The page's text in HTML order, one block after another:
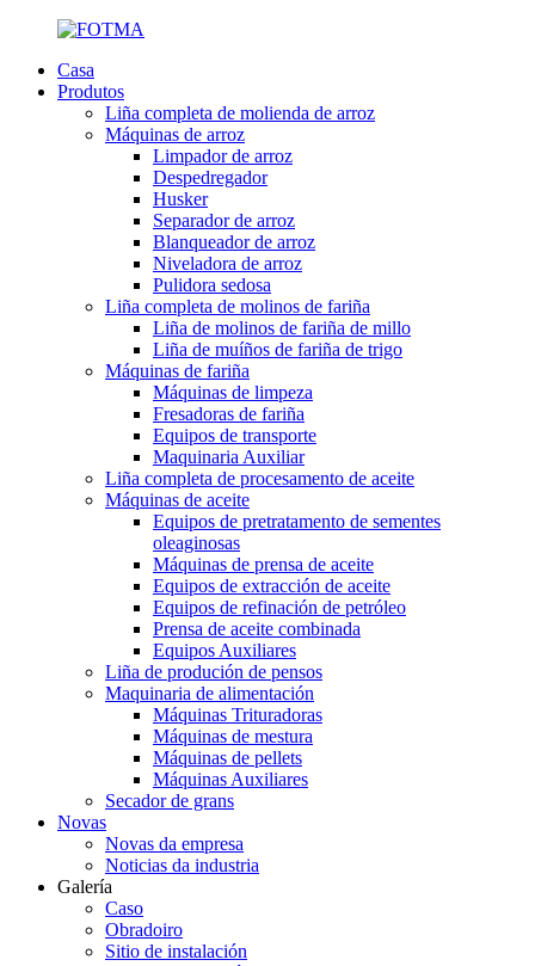
Casa
Produtos
Liña completa de molienda de arroz
Máquinas de arroz
Limpador de arroz
Despedregador
Husker
Separador de arroz
Blanqueador de arroz
Niveladora de arroz
Pulidora sedosa
Liña completa de molinos de fariña
Liña de molinos de fariña de millo
Liña de muíños de fariña de trigo
Máquinas de fariña
Máquinas de limpeza
Fresadoras de fariña
Equipos de transporte
Maquinaria Auxiliar
Liña completa de procesamento de aceite
Máquinas de aceite
Equipos de pretratamento de sementes
oleaginosas
Máquinas de prensa de aceite
Equipos de extracción de aceite
Equipos de refinación de petróleo
Prensa de aceite combinada
Equipos Auxiliares
Liña de produción de pensos
Maquinaria de alimentación
Máquinas Trituradoras
Máquinas de mestura
Máquinas de pellets
Máquinas Auxiliares
Secador de grans
Novas
Novas da empresa
Noticias da industria
Galería
Caso
Obradoiro
Sitio de instalación